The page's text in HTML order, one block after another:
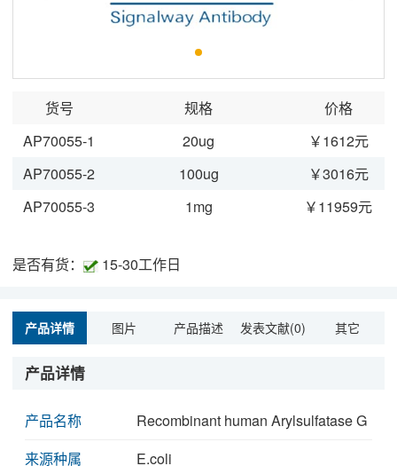
关于我们
货号 规格
价格
AP70055-1
20ug
￥1612元
AP70055-2
100ug
￥3016元
AP70055-3
1mg ￥11959元
是否有货： 15-30工作日
产品详情 图片 产品描述 发表文献(0) 其它
产品详情
产品名称
Recombinant human Arylsulfatase G
来源种属
E.coli